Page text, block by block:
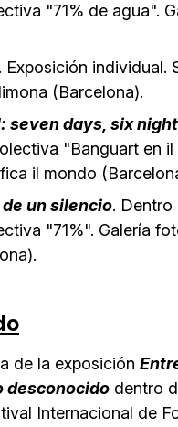
"71% de agua".
. Exposición individual.
(Barcelona).
seven days, six
"Banguart en il
il mondo
un silencio. Dentro
"71%". Galería
de la exposición
desconocido dentro
Internacional de